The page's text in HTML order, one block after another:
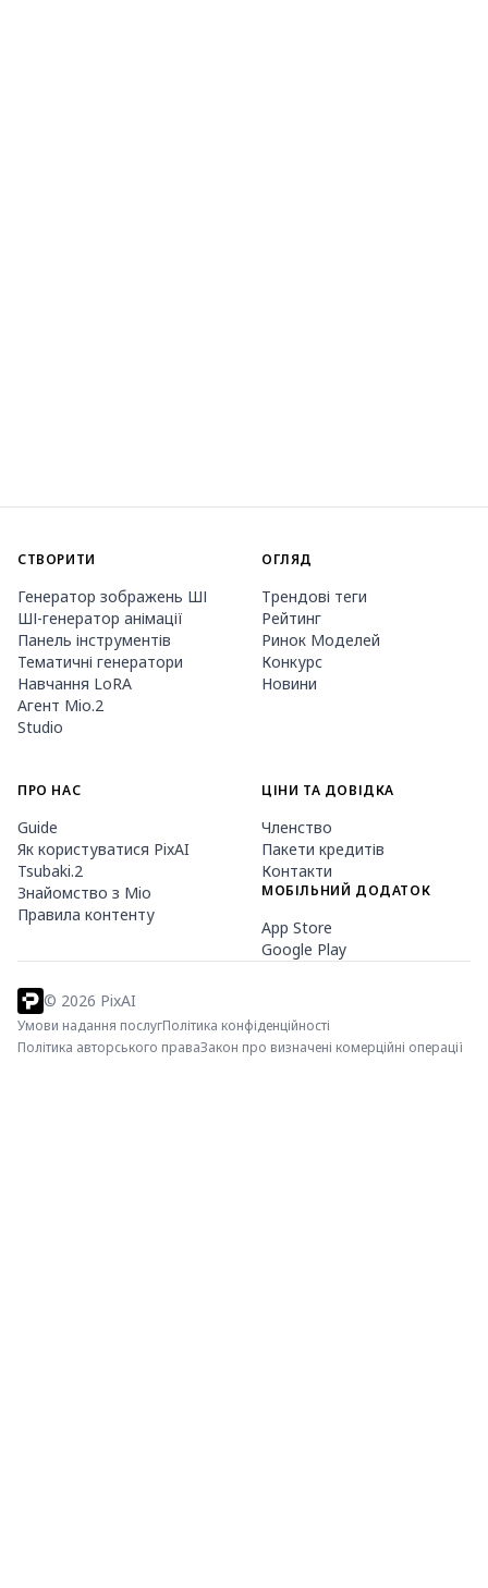
СТВОРИТИ
Генератор зображень ШІ
ШІ-генератор анімації
Панель інструментів
Тематичні генератори
Навчання LoRA
Агент Mio.2
Studio
ОГЛЯД
Трендові теги
Рейтинг
Ринок Моделей
Конкурс
Новини
ПРО НАС
Guide
Як користуватися PixAI
Tsubaki.2
Знайомство з Mio
Правила контенту
ЦІНИ ТА ДОВІДКА
Членство
Пакети кредитів
Контакти
МОБІЛЬНИЙ ДОДАТОК
App Store
Google Play
© 2026 PixAI
Умови надання послугПолітика конфіденційності
Політика авторського праваЗакон про визначені комерційні операції